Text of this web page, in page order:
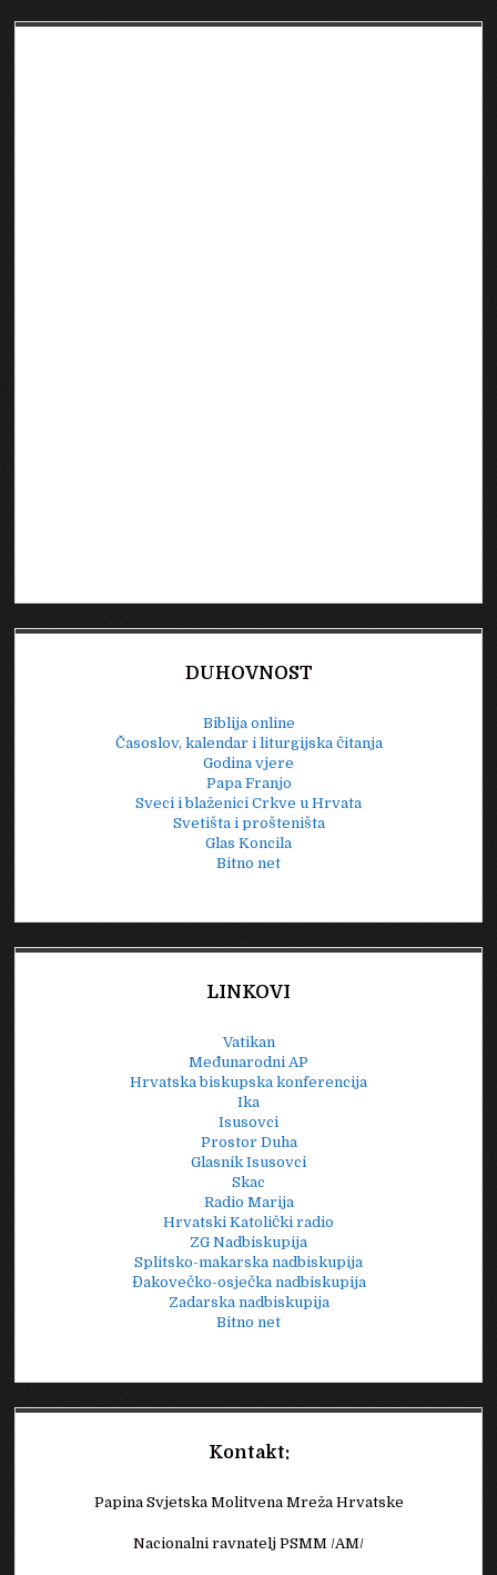
DUHOVNOST
Biblija online
Časoslov, kalendar i liturgijska čitanja
Godina vjere
Papa Franjo
Sveci i blaženici Crkve u Hrvata
Svetišta i prošteništa
Glas Koncila
Bitno net
LINKOVI
Vatikan
Međunarodni AP
Hrvatska biskupska konferencija
Ika
Isusovci
Prostor Duha
Glasnik Isusovci
Skac
Radio Marija
Hrvatski Katolički radio
ZG Nadbiskupija
Splitsko-makarska nadbiskupija
Đakovečko-osječka nadbiskupija
Zadarska nadbiskupija
Bitno net
Kontakt:
Papina Svjetska Molitvena Mreža Hrvatske
Nacionalni ravnatelj PSMM /AM/